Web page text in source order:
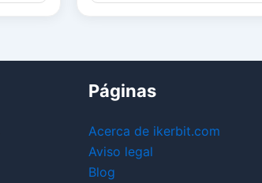
Páginas
Acerca de ikerbit.com
Aviso legal
Blog